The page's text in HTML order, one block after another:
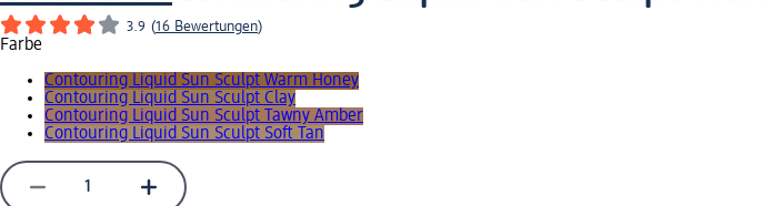
3.9 (16 Bewertungen)
Farbe
Contouring Liquid Sun Sculpt Warm Honey
Contouring Liquid Sun Sculpt Clay
Contouring Liquid Sun Sculpt Tawny Amber
Contouring Liquid Sun Sculpt Soft Tan